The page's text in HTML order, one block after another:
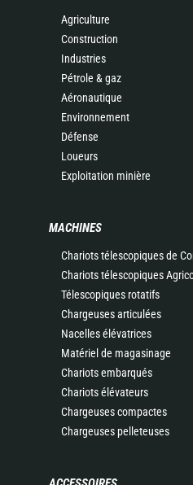
Agriculture
Construction
Industries
Pétrole & gaz
Aéronautique
Environnement
Défense
Loueurs
Exploitation minière
MACHINES
Chariots télescopiques de
Chariots télescopiques
Télescopiques rotatifs
Chargeuses articulées
Nacelles élévatrices
Matériel de magasinage
Chariots embarqués
Chariots élévateurs
Chargeuses compactes
Chargeuses pelleteuses